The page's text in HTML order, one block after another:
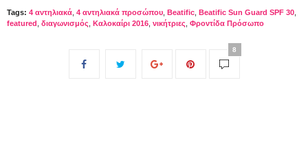
Tags: 4 αντηλιακά 4 αντηλιακά προσώπου Beatific Beatific Sun Guard SPF 30
featured διαγωνισμός Καλοκαίρι 2016 νικήτριες Φροντίδα Πρόσωπο
8